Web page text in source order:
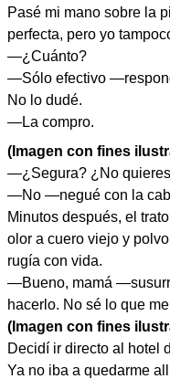
Pasé mi mano sobre la
perfecta, pero yo
—¿Cuánto?
—Sólo efectivo
No lo dudé.
—La compro.
(Imagen con fines
—¿Segura? ¿No
—No —negué con la
Minutos después, el
olor a cuero viejo y
rugía con vida.
—Bueno, mamá
hacerlo. No sé lo que
(Imagen con fines
Decidí ir directo al hotel
Ya no iba a quedarme